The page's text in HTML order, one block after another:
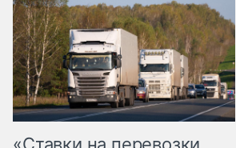
«Ставки на перевозки